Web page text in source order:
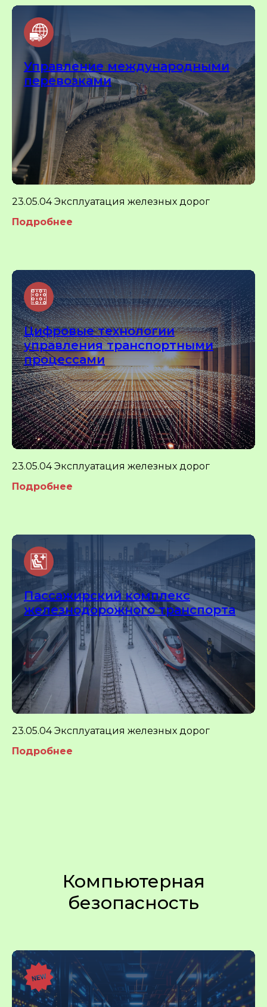
Управление международными
перевозками
23.05.04 Эксплуатация железных дорог
Подробнее
Цифровые технологии
управления транспортными
процессами
23.05.04 Эксплуатация железных дорог
Подробнее
Пассажирский комплекс
железнодорожного транспорта
23.05.04 Эксплуатация железных дорог
Подробнее
Компьютерная
безопасность